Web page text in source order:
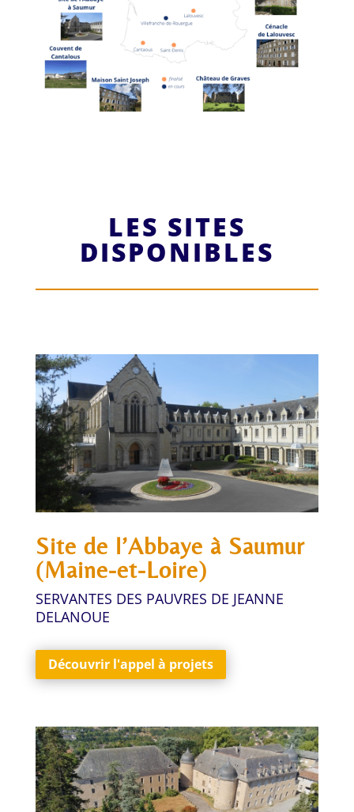
LES SITES
DISPONIBLES
Site de l’Abbaye à Saumur
(Maine-et-Loire)
SERVANTES DES PAUVRES DE JEANNE
DELANOUE
Découvrir l'appel à projets